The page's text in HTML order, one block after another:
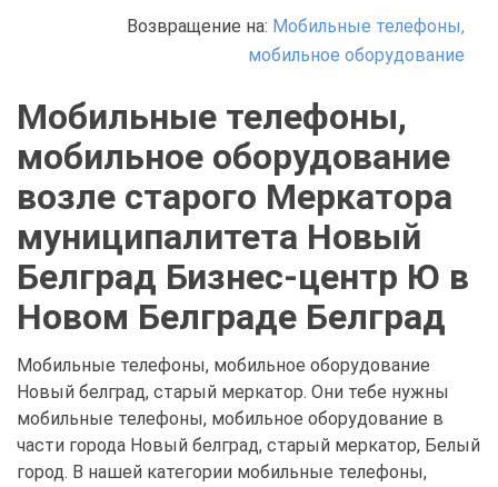
Возвращение на: Мобильные телефоны,
мобильное оборудование
Мобильные телефоны,
мобильное оборудование
возле старого Меркатора
муниципалитета Новый
Белград Бизнес-центр Ю в
Новом Белграде Белград
Мобильные телефоны, мобильное оборудование
Новый белград, старый меркатор. Они тебе нужны
мобильные телефоны, мобильное оборудование в
части города Новый белград, старый меркатор, Белый
город. В нашей категории мобильные телефоны,